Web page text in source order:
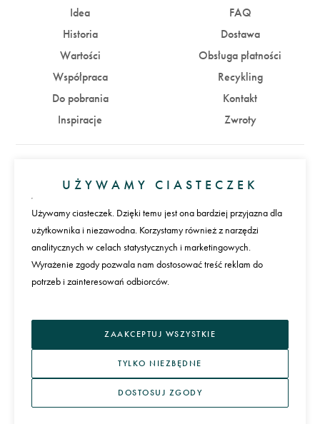
Idea
Historia
Wartości
Współpraca
Do pobrania
Inspiracje
FAQ
Dostawa
Obsługa płatności
Recykling
Kontakt
Zwroty
Zaloguj się Załóż konto
Płatności
Język
REGULAMIN I POLITYKA PRYWATNOŚCI
UŻYWAMY CIASTECZEK
Używamy ciasteczek. Dzięki temu jest ona bardziej przyjazna dla
użytkownika i niezawodna. Korzystamy również z narzędzi
analitycznych w celach statystycznych i marketingowych.
Wyrażenie zgody pozwala nam dostosować treść reklam do
potrzeb i zainteresowań odbiorców.
ZAAKCEPTUJ WSZYSTKIE
TYLKO NIEZBĘDNE
DOSTOSUJ ZGODY